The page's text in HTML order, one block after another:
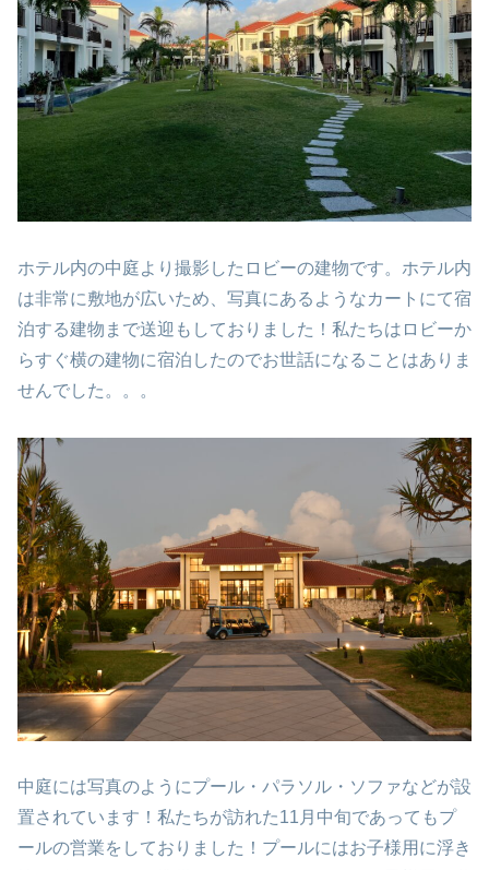
ホテル内の中庭より撮影したロビーの建物です。ホテル内
は非常に敷地が広いため、写真にあるようなカートにて宿
泊する建物まで送迎もしておりました！私たちはロビーか
らすぐ横の建物に宿泊したのでお世話になることはありま
せんでした。。。
中庭には写真のようにプール・パラソル・ソファなどが設
置されています！私たちが訪れた11月中旬であってもプ
ールの営業をしておりました！プールにはお子様用に浮き